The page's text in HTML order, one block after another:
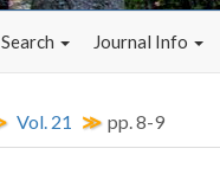
Search Journal Info
Vol. 21 pp. 8-9